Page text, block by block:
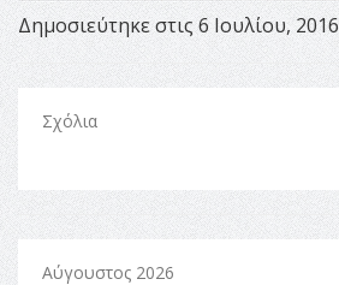
Δημοσιεύτηκε στις 6 Ιουλίου, 2016
Σχόλια
Αύγουστος 2026